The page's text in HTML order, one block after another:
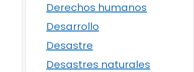
Derechos humanos
Desarrollo
Desastre
Desastres naturales